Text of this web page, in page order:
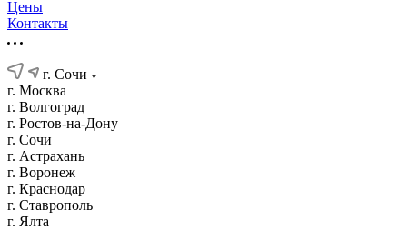
Цены
Контакты
г. Сочи
г. Москва
г. Волгоград
г. Ростов-на-Дону
г. Сочи
г. Астрахань
г. Воронеж
г. Краснодар
г. Ставрополь
г. Ялта